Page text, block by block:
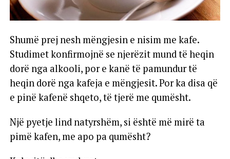
Shumë prej nesh mëngjesin e nisim me kafe.
Studimet konfirmojnë se njerëzit mund të heqin
dorë nga alkooli, por e kanë të pamundur të
heqin dorë nga kafeja e mëngjesit. Por ka disa që
e pinë kafenë shqeto, të tjerë me qumësht.
Një pyetje lind natyrshëm, si është më mirë ta
pimë kafen, me apo pa qumësht?